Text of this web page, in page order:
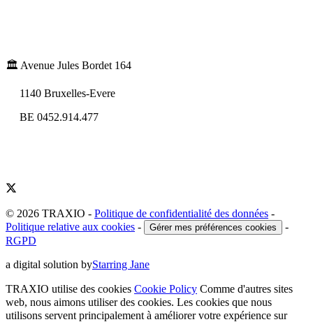
🏛️ Avenue Jules Bordet 164
1140 Bruxelles-Evere
BE 0452.914.477
© 2026 TRAXIO - Politique de confidentialité des données -
Politique relative aux cookies - Gérer mes préférences cookies
-
RGPD
a digital solution byStarring Jane
TRAXIO utilise des cookies Cookie Policy Comme d'autres sites
web, nous aimons utiliser des cookies. Les cookies que nous
utilisons servent principalement à améliorer votre expérience sur